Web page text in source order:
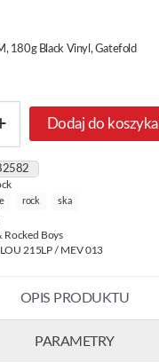
180g Black Vinyl, Gatefold
Dodaj do koszyka
rock ska
Rocked Boys
LOU 215LP / MEV 013
OPIS PRODUKTU
PARAMETRY